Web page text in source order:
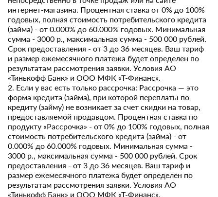
интернет-магазина. Процентная ставка от 0% до 100%
годовых, полная стоимость потребительского кредита
(займа) - от 0.000% до 60.000% годовых. Минимальная
сумма - 3000 р., максимальная сумма - 500 000 рублей.
Срок предоставления - от 3 до 36 месяцев. Ваш тариф
и размер ежемесячного платежа будет определен по
результатам рассмотрения заявки. Условия АО
«Тинькофф Банк» и ООО МФК «Т-Финанс».
2. Если у вас есть только рассрочка: Рассрочка — это
форма кредита (займа), при которой переплаты по
кредиту (займу) не возникает за счет скидки на товар,
предоставляемой продавцом. Процентная ставка по
продукту «Рассрочка» - от 0% до 100% годовых, полная
стоимость потребительского кредита (займа) - от
0.000% до 60.000% годовых. Минимальная сумма -
3000 р., максимальная сумма - 500 000 рублей. Срок
предоставления - от 3 до 36 месяцев. Ваш тариф и
размер ежемесячного платежа будет определен по
результатам рассмотрения заявки. Условия АО
«Тинькофф Банк» и ООО МФК «Т-Финанс».